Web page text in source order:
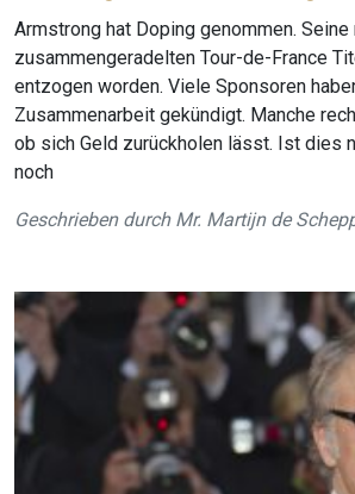
Armstrong hat Doping genommen.
zusammengeradelten Tour-de-France
entzogen worden. Viele Sponsoren
Zusammenarbeit gekündigt. Manche
ob sich Geld zurückholen lässt. Ist dies
noch
Geschrieben durch Mr. Martijn de